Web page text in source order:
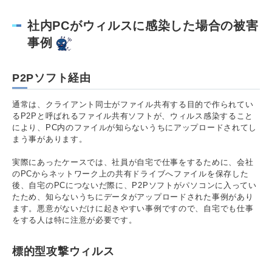
社内PCがウィルスに感染した場合の被害
事例
P2Pソフト経由
通常は、クライアント同士がファイル共有する目的で作られてい
るP2Pと呼ばれるファイル共有ソフトが、ウィルス感染すること
により、PC内のファイルが知らないうちにアップロードされてし
まう事があります。
実際にあったケースでは、社員が自宅で仕事をするために、会社
のPCからネットワーク上の共有ドライブへファイルを保存した
後、自宅のPCにつないだ際に、P2Pソフトがパソコンに入ってい
たため、知らないうちにデータがアップロードされた事例があり
ます。悪意がないだけに起きやすい事例ですので、自宅でも仕事
をする人は特に注意が必要です。
標的型攻撃ウィルス